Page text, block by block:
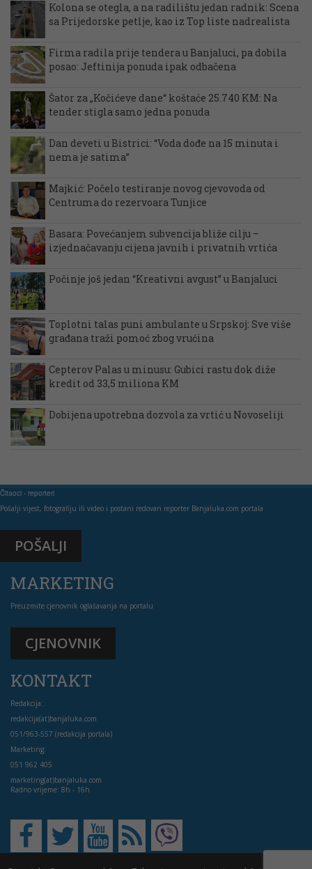
Kolona se otegla, a na radilištu jedan radnik: Scena
sa Prijedorske petlje, kao iz Top liste nadrealista
Firma radila prije tendera u Banjaluci, pa dobila
posao: Jeftinija ponuda ipak odbačena
Šator za „Kočićeve dane“ koštaće 25.740 KM: Na
tender stigla samo jedna ponuda
Dan deveti u Bistrici: “Voda dođe na 15 minuta i
nema je satima”
Majkić: Počelo testiranje novog cjevovoda od
Centruma do rezervoara Tunjice
Basara: Povećanjem subvencija bliže cilju –
izjednačavanju cijena javnih i privatnih vrtića
Počinje još jedan “Kreativni avgust” u Banjaluci
Toplotni talas puni ambulante u Srpskoj: Sve više
građana traži pomoć zbog vrućina
Cepterov Palas u minusu: Gubici rastu dok diže
kredit od 33,5 miliona KM
Dobijena upotrebna dozvola za vrtić u Novoseliji
Čitaoci - reporteri
Pošalji vijest, fotografiju ili video i postani redovan reporter Banjaluka.com portala
POŠALJI
MARKETING
Preuzmite cjenovnik oglašavanja na portalu
CJENOVNIK
KONTAKT
Redakcija:
redakcija(at)banjaluka.com
051/963-557 (redakcija portala)
Marketing:
051 962 405
marketing(at)banjaluka.com
Radno vrijeme: 8h - 16h